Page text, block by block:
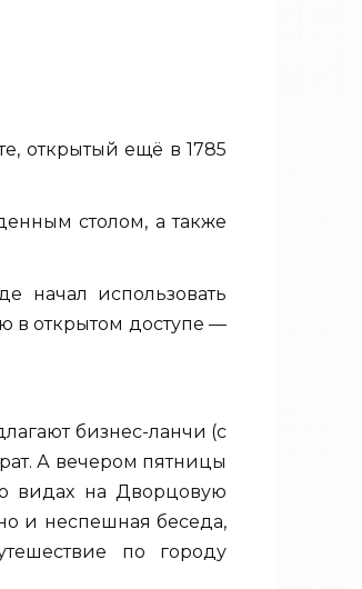
открытый ещё в 1785
столом, а также
начал использовать
в открытом доступе —
бизнес-ланчи (с
А вечером пятницы
видах на Дворцовую
и неспешная беседа,
по городу